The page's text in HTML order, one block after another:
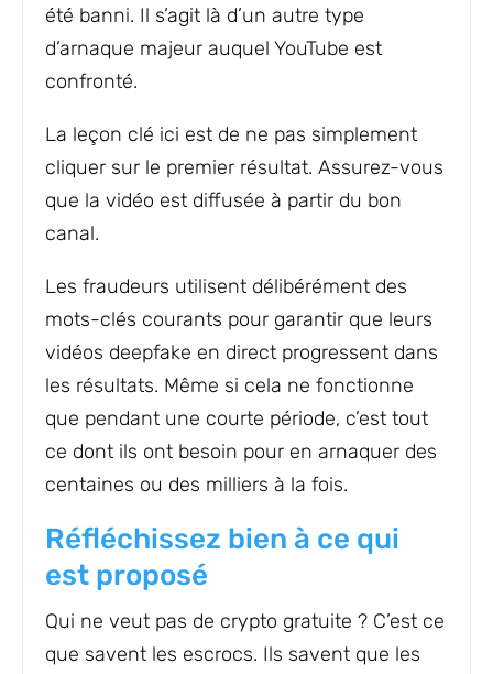
été banni. Il s’agit là d’un autre type
d’arnaque majeur auquel YouTube est
confronté.
La leçon clé ici est de ne pas simplement
cliquer sur le premier résultat. Assurez-vous
que la vidéo est diffusée à partir du bon
canal.
Les fraudeurs utilisent délibérément des
mots-clés courants pour garantir que leurs
vidéos deepfake en direct progressent dans
les résultats. Même si cela ne fonctionne
que pendant une courte période, c’est tout
ce dont ils ont besoin pour en arnaquer des
centaines ou des milliers à la fois.
Réfléchissez bien à ce qui
est proposé
Qui ne veut pas de crypto gratuite ? C’est ce
que savent les escrocs. Ils savent que les